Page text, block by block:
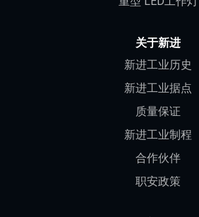
关于新进
新进工业历史
新进工业据点
质量保证
新进工业制程
合作伙伴
职安政策